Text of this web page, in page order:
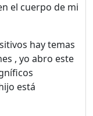
el cuerpo de mi
hay temas
, yo abro este
está